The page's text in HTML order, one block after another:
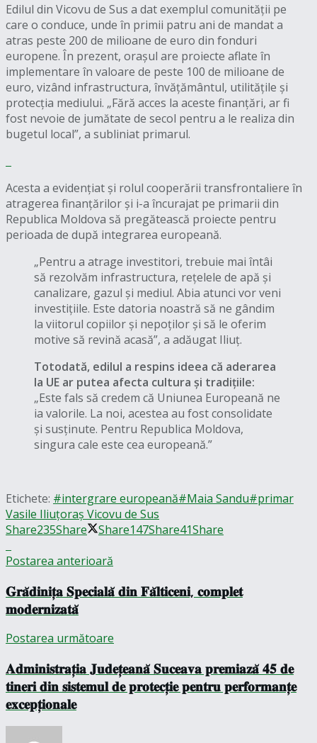
Edilul din Vicovu de Sus a dat exemplul comunității pe
care o conduce, unde în primii patru ani de mandat a
atras peste 200 de milioane de euro din fonduri
europene. În prezent, orașul are proiecte aflate în
implementare în valoare de peste 100 de milioane de
euro, vizând infrastructura, învățământul, utilitățile și
protecția mediului. „Fără acces la aceste finanțări, ar fi
fost nevoie de jumătate de secol pentru a le realiza din
bugetul local”, a subliniat primarul.
Acesta a evidențiat și rolul cooperării transfrontaliere în
atragerea finanțărilor și i-a încurajat pe primarii din
Republica Moldova să pregătească proiecte pentru
perioada de după integrarea europeană.
„Pentru a atrage investitori, trebuie mai întâi
să rezolvăm infrastructura, rețelele de apă și
canalizare, gazul și mediul. Abia atunci vor veni
investițiile. Este datoria noastră să ne gândim
la viitorul copiilor și nepoților și să le oferim
motive să revină acasă”, a adăugat Iliuț.
Totodată, edilul a respins ideea că aderarea
la UE ar putea afecta cultura și tradițiile:
„Este fals să credem că Uniunea Europeană ne
ia valorile. La noi, acestea au fost consolidate
și susținute. Pentru Republica Moldova,
singura cale este cea europeană.”
Etichete: #intergrare europeană#Maia Sandu#primar
Vasile Iliuțoraș Vicovu de Sus
Share235Share Share147Share41Share
Postarea anterioară
𝐆𝐫𝐚̆𝐝𝐢𝐧𝐢𝐭̦𝐚 𝐒𝐩𝐞𝐜𝐢𝐚𝐥𝐚̆ 𝐝𝐢𝐧 𝐅𝐚̆𝐥𝐭𝐢𝐜𝐞𝐧𝐢, 𝐜𝐨𝐦𝐩𝐥𝐞𝐭
𝐦𝐨𝐝𝐞𝐫𝐧𝐢𝐳𝐚𝐭𝐚̆
Postarea următoare
𝐀𝐝𝐦𝐢𝐧𝐢𝐬𝐭𝐫𝐚𝐭̦𝐢𝐚 𝐉𝐮𝐝𝐞𝐭̦𝐞𝐚𝐧𝐚̆ 𝐒𝐮𝐜𝐞𝐚𝐯𝐚 𝐩𝐫𝐞𝐦𝐢𝐚𝐳𝐚̆ 𝟒𝟓 𝐝𝐞
𝐭𝐢𝐧𝐞𝐫𝐢 𝐝𝐢𝐧 𝐬𝐢𝐬𝐭𝐞𝐦𝐮𝐥 𝐝𝐞 𝐩𝐫𝐨𝐭𝐞𝐜𝐭̦𝐢𝐞 𝐩𝐞𝐧𝐭𝐫𝐮 𝐩𝐞𝐫𝐟𝐨𝐫𝐦𝐚𝐧𝐭̦𝐞
𝐞𝐱𝐜𝐞𝐩𝐭̦𝐢𝐨𝐧𝐚𝐥𝐞